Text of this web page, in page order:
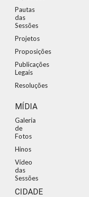
Pautas
das
Sessões
Projetos
Proposições
Publicações
Legais
Resoluções
MÍDIA
Galeria
de
Fotos
Hinos
Vídeo
das
Sessões
CIDADE